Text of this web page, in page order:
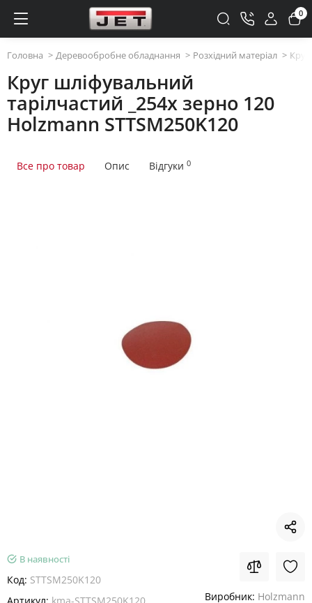
0
Головна Деревообробне обладнання Розхідний матеріал
Круг шліфувальний
тарілчастий _254x зерно 120
Holzmann STTSM250K120
Все про товар Опис Відгуки 0
В наявності
Код: STTSM250K120
Виробник: Holzmann